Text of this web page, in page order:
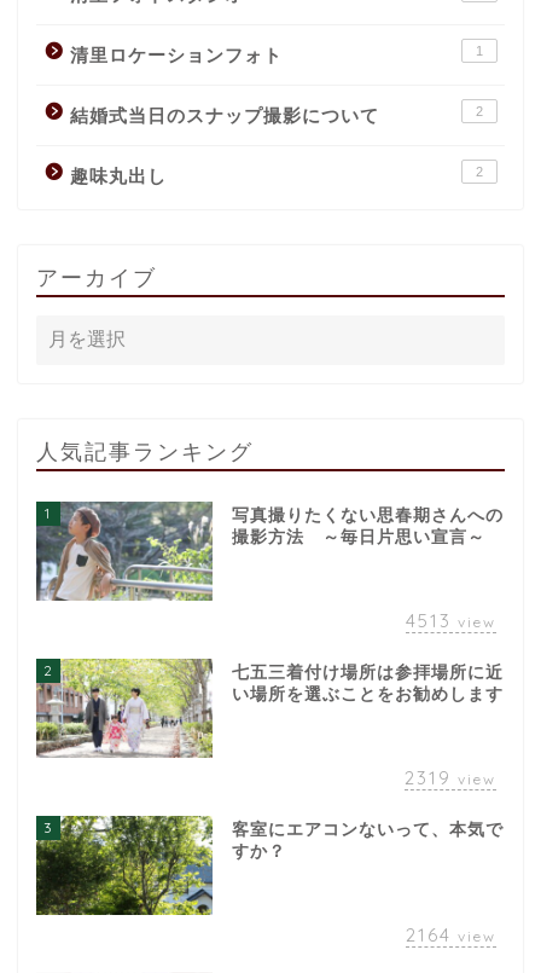
清里ロケーションフォト 1
結婚式当日のスナップ撮影について 2
趣味丸出し 2
アーカイブ
人気記事ランキング
1
写真撮りたくない思春期さんへの
撮影方法 ～毎日片思い宣言～
4513 view
2
七五三着付け場所は参拝場所に近
い場所を選ぶことをお勧めします
2319 view
3
客室にエアコンないって、本気で
すか？
2164 view